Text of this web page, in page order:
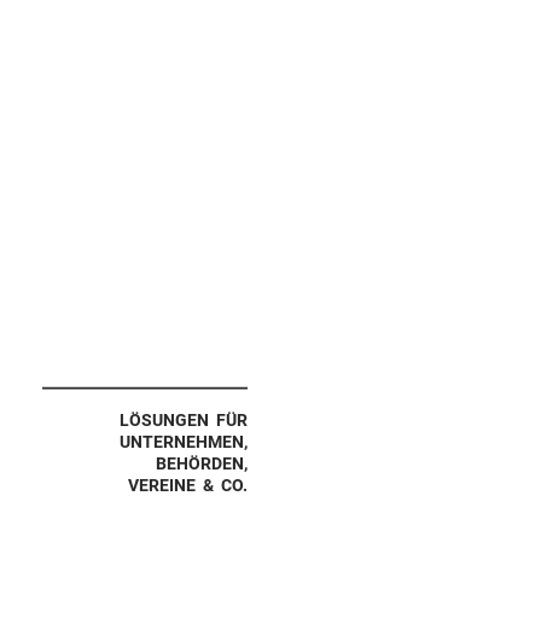
LÖSUNGEN FÜR
UNTERNEHMEN,
BEHÖRDEN,
VEREINE & CO.